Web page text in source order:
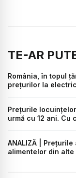
TE-AR
România, în topul
prețurilor la
Preţurile
urmă cu 12 ani. Cu
ANALIZĂ |
alimentelor din alte